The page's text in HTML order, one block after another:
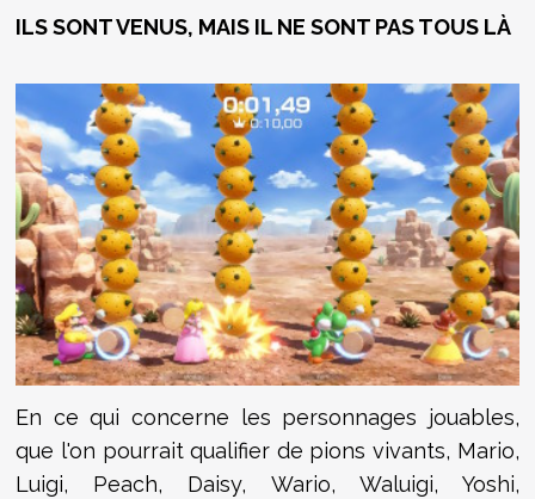
ILS SONT VENUS, MAIS IL NE SONT PAS TOUS LÀ
En ce qui concerne les personnages jouables,
que l'on pourrait qualifier de pions vivants, Mario,
Luigi, Peach, Daisy, Wario, Waluigi, Yoshi,